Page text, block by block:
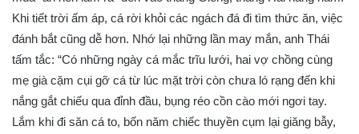
Khi tiết trời ấm áp, cá rời khỏi các ngách đá đi tìm thức ăn, việc
đánh bắt cũng dễ hơn. Nhớ lại những lần may mắn, anh Thái
tấm tắc: “Có những ngày cá mắc trĩu lưới, hai vợ chồng cùng
mẹ già cặm cụi gỡ cá từ lúc mặt trời còn chưa ló rạng đến khi
nắng gắt chiếu qua đỉnh đầu, bụng réo cồn cào mới ngơi tay.
Lắm khi đi săn cá to, bốn năm chiếc thuyền cụm lại giăng bẫy,